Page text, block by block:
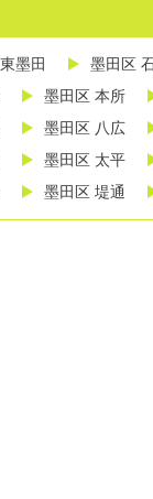
墨田 墨田区
墨田区 本所
墨田区 八広
墨田区 太平
墨田区 堤通